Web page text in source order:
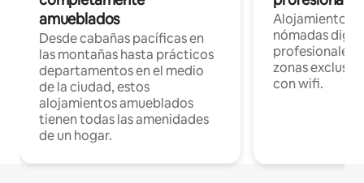
amueblados
Desde cabañas pacíficas en
las montañas hasta prácticos
departamentos en el medio
de la ciudad, estos
alojamientos amueblados
tienen todas las amenidades
de un hogar.
Alojamientos
nómadas
profesionales
zonas
con wifi.